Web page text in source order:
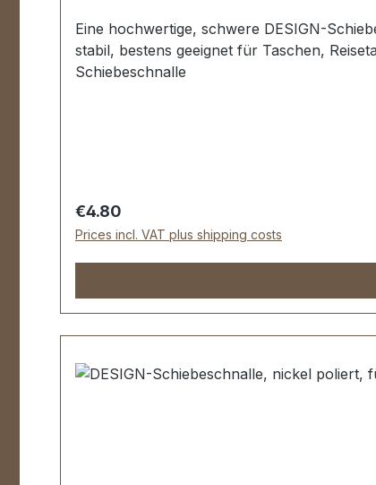
Eine hochwertige, schwere DESIGN-
stabil, bestens geeignet für Taschen,
Schiebeschnalle
Regular price:
€4.80
Prices incl. VAT plus shipping costs